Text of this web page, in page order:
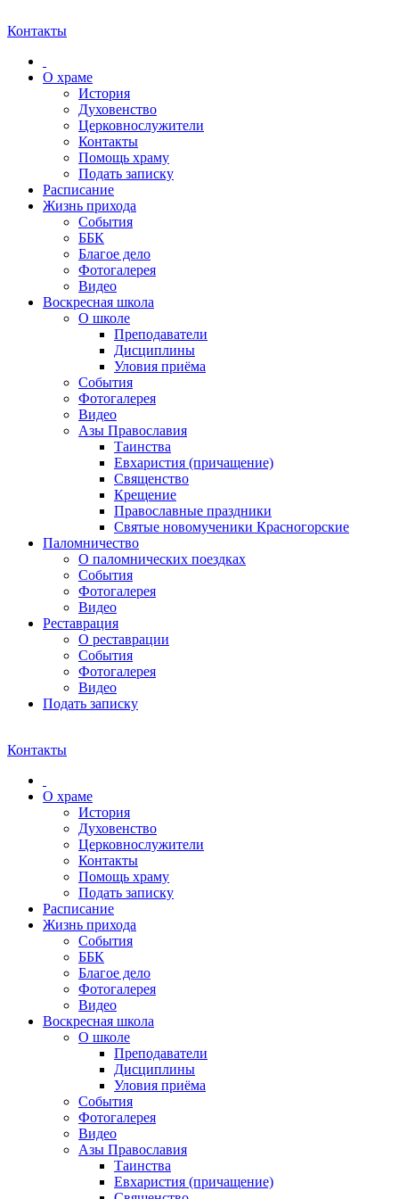
Контакты
О храме
История
Духовенство
Церковнослужители
Контакты
Помощь храму
Подать записку
Расписание
Жизнь прихода
События
ББК
Благое дело
Фотогалерея
Видео
Воскресная школа
О школе
Преподаватели
Дисциплины
Уловия приёма
События
Фотогалерея
Видео
Азы Православия
Таинства
Евхаристия (причащение)
Священство
Крещение
Православные праздники
Святые новомученики Красногорские
Паломничество
О паломнических поездках
События
Фотогалерея
Видео
Реставрация
О реставрации
События
Фотогалерея
Видео
Подать записку
Контакты
О храме
История
Духовенство
Церковнослужители
Контакты
Помощь храму
Подать записку
Расписание
Жизнь прихода
События
ББК
Благое дело
Фотогалерея
Видео
Воскресная школа
О школе
Преподаватели
Дисциплины
Уловия приёма
События
Фотогалерея
Видео
Азы Православия
Таинства
Евхаристия (причащение)